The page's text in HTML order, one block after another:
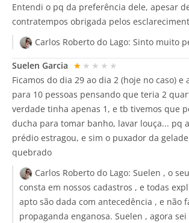
Entendi o pq da preferência dele, apesar
contratempos obrigada pelos
Carlos Roberto do Lago: Sinto muito
Suelen Garcia ★★★★★
Ficamos do dia 29 ao dia 2 (hoje no caso) e
para 10 pessoas pensando que teria 2
verdade tinha apenas 1, e tb tivemos que
ducha para tomar banho, lavar louça... pq
prédio estragou, e sim o puxador da
quebrado
Carlos Roberto do Lago: Suelen , o
consta em nossos cadastros , e todas
apto são dada com antecedência , e não
propaganda enganosa. Suelen , agora